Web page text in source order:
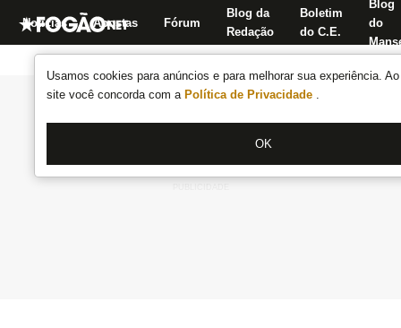
Usamos cookies para anúncios e para melhorar sua experiência.
site você concorda com a Política de Privacidade .
OK
Notícias Apostas Fórum
Blog da
Redação
Boletim
do C.E.
Blog
do